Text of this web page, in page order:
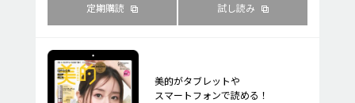
定期購読 試し読み
美的がタブレットや
スマートフォンで読める！